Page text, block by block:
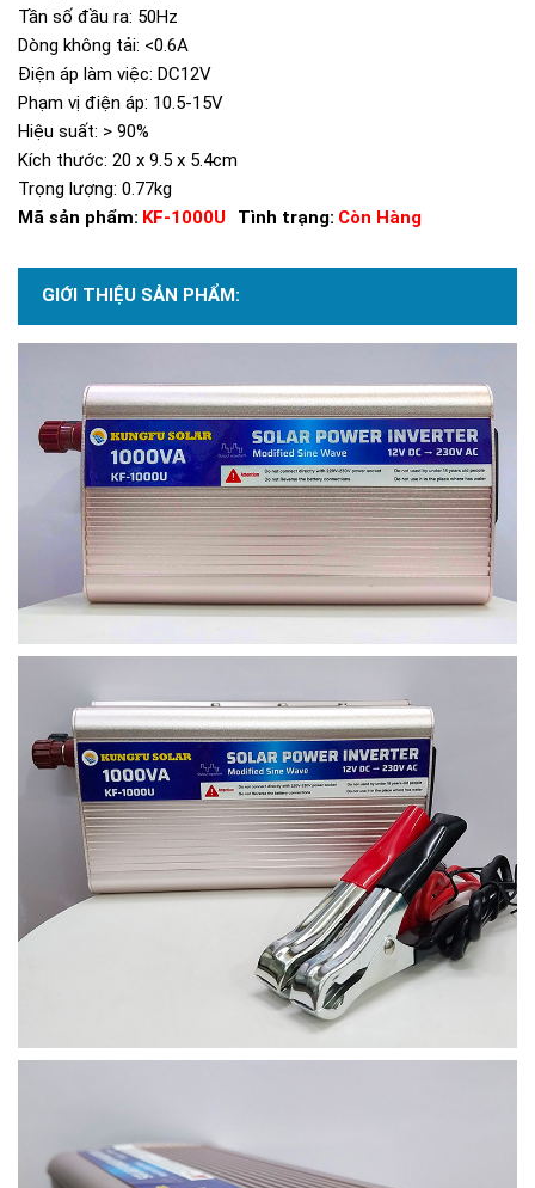
Tần số đầu ra: 50Hz
Dòng không tải: <0.6A
Điện áp làm việc: DC12V
Phạm vị điện áp: 10.5-15V
Hiệu suất: > 90%
Kích thước: 20 x 9.5 x 5.4cm
Trọng lượng: 0.77kg
Mã sản phẩm: KF-1000U Tình trạng: Còn Hàng
GIỚI THIỆU SẢN PHẨM: